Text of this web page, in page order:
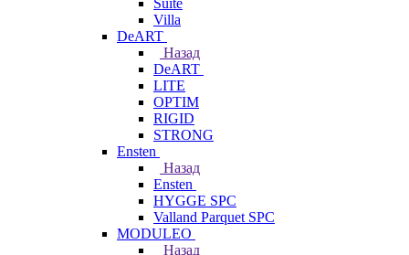
Suite
Villa
DeART
Назад
DeART
LITE
OPTIM
RIGID
STRONG
Ensten
Назад
Ensten
HYGGE SPC
Valland Parquet SPC
MODULEO
Назад